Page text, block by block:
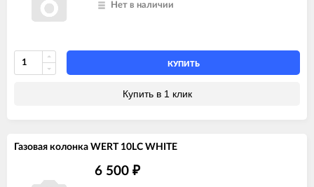
Нет в наличии
КУПИТЬ
Купить в 1 клик
Газовая колонка WERT 10LC WHITE
6 500 ₽